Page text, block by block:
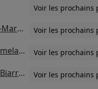
Voir les prochains
Avenue Saint-Marc / Les Franciades Voir les prochains
Bon Puits / Jumelages Voir les prochains
Bourgogne / Biarritz Voir les prochains